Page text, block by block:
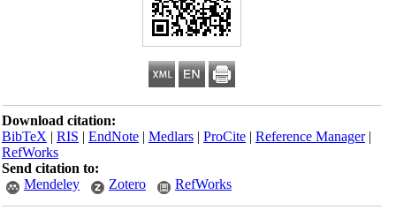
Download citation:
BibTeX|RIS|EndNote|Medlars|ProCite|Reference Manager
RefWorks
Send citation to:
Mendeley
Zotero RefWorks